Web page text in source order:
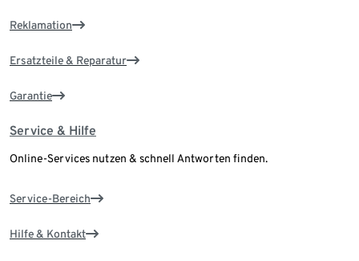
Reklamation
Ersatzteile & Reparatur
Garantie
Service & Hilfe
Online-Services nutzen & schnell Antworten finden.
Service-Bereich
Hilfe & Kontakt